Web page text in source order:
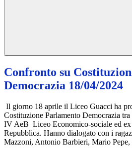
Confronto su
Democrazia 18/04/2024
Il giorno 18 aprile il Liceo Guacci ha
Costituzione Parlamento Democrazia
IV AeB Liceo Economico-sociale ed ex
Repubblica. Hanno dialogato con i
Mazzoni, Antonio Barbieri, Mario Pepe,